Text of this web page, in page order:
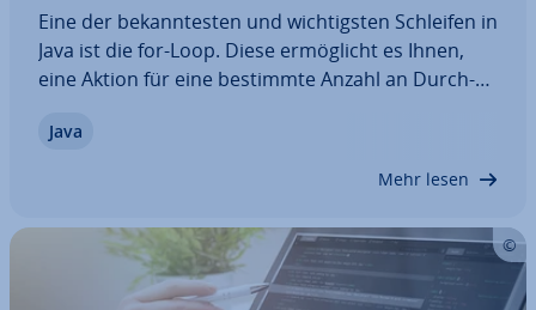
Eine der be­kann­tes­ten und wich­tigs­ten Schleifen in
Java ist die for-Loop. Diese er­mög­licht es Ihnen,
eine Aktion für eine bestimmte Anzahl an Durch­
über­sicht­lich. Wir erklären Ihnen, was die for-Loop
Java
Mehr lesen